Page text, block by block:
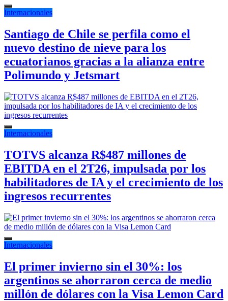
Internacionales
Santiago de Chile se perfila como el
nuevo destino de nieve para los
ecuatorianos gracias a la alianza entre
Polimundo y Jetsmart
Internacionales
TOTVS alcanza R$487 millones de
EBITDA en el 2T26, impulsada por los
habilitadores de IA y el crecimiento de los
ingresos recurrentes
Internacionales
El primer invierno sin el 30%: los
argentinos se ahorraron cerca de medio
millón de dólares con la Visa Lemon Card